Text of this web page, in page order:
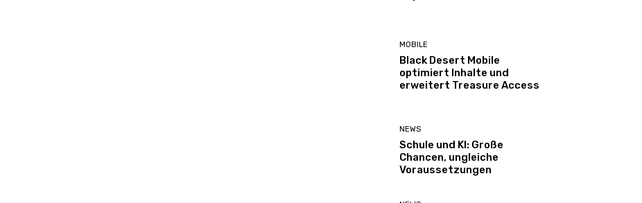
MOBILE
Black Desert Mobile
optimiert Inhalte und
erweitert Treasure Access
NEWS
Schule und KI: Große
Chancen, ungleiche
Voraussetzungen